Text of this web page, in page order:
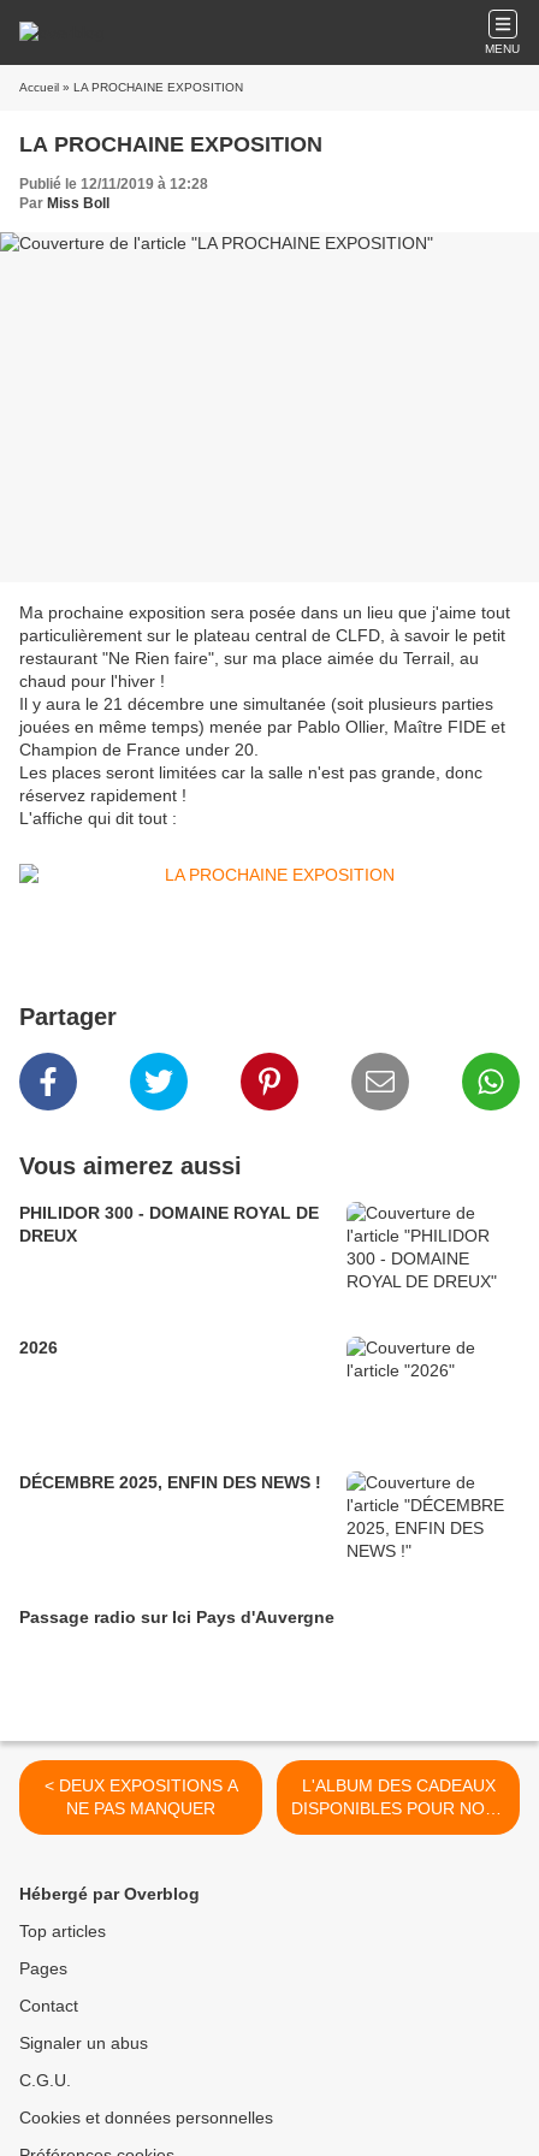
MENU
Accueil » LA PROCHAINE EXPOSITION
LA PROCHAINE EXPOSITION
Publié le 12/11/2019 à 12:28
Par Miss Boll
Ma prochaine exposition sera posée dans un lieu que j'aime tout
particulièrement sur le plateau central de CLFD, à savoir le petit
restaurant "Ne Rien faire", sur ma place aimée du Terrail, au
chaud pour l'hiver !
Il y aura le 21 décembre une simultanée (soit plusieurs parties
jouées en même temps) menée par Pablo Ollier, Maître FIDE et
Champion de France under 20.
Les places seront limitées car la salle n'est pas grande, donc
réservez rapidement !
L'affiche qui dit tout :
Partager
Vous aimerez aussi
PHILIDOR 300 - DOMAINE ROYAL DE
DREUX
2026
DÉCEMBRE 2025, ENFIN DES NEWS !
Passage radio sur Ici Pays d'Auvergne
< DEUX EXPOSITIONS A
NE PAS MANQUER
L'ALBUM DES CADEAUX
DISPONIBLES POUR NOËL
>
Hébergé par Overblog
Top articles
Pages
Contact
Signaler un abus
C.G.U.
Cookies et données personnelles